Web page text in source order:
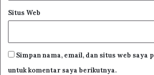
Situs Web
Simpan nama, email, dan situs web saya
untuk komentar saya berikutnya.